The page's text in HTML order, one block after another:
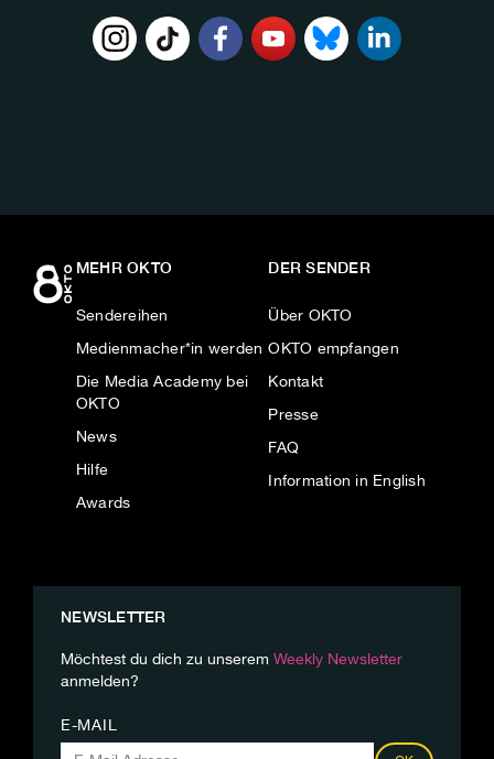
MEHR OKTO
Sendereihen
Medienmacher*in werden
Die Media Academy bei
OKTO
News
Hilfe
Awards
DER SENDER
Über OKTO
OKTO empfangen
Kontakt
Presse
FAQ
Information in English
NEWSLETTER
Möchtest du dich zu unserem Weekly Newsletter
anmelden?
E-MAIL